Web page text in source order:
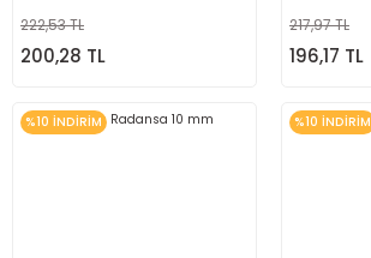
222,53 TL
200,28 TL
217,97 TL
196,17 TL
%10 İNDİRİM %10 İNDİRİM